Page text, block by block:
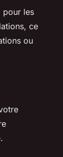
pour les
ce
ou